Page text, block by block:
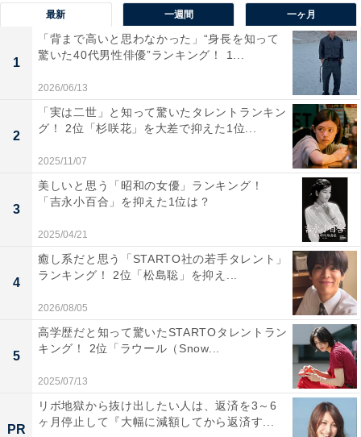
1位：市船橋
1位は「船橋市立船橋高等学校」でした。
船橋市にある公立高校です。1988年、春のセンバツにて
甲子園初出場。
全国大会での最高成績を見てみると、1993年夏の選手権
でベスト4まで進出したことが挙げられます。直近でも
2022年夏の選手権に出場し、2回戦まで勝ち上がりまし
た。
アンケート回答者からのコメントでは、以下のように
「スポーツ系の部活動が強いイメージがあり、野球部に
対してもそう感じる」などとのコメントが寄せられてい
ます。
「スポーツの強い高校だから」（新潟県／50代男性）、
「スポーツ全般が強い高校で、野球も強豪だと思いま
最新 一週間 一ヶ月
1
「背まで高いと思わなかった」“身長を知って
驚いた40代男性俳優”ランキング！ 1...
2026/06/13
2
「実は二世」と知って驚いたタレントランキン
グ！ 2位「杉咲花」を大差で抑えた1位...
2025/11/07
3
美しいと思う「昭和の女優」ランキング！
「吉永小百合」を抑えた1位は？
2025/04/21
4
癒し系だと思う「STARTO社の若手タレント」
ランキング！ 2位「松島聡」を抑え...
2026/08/05
5
高学歴だと知って驚いたSTARTOタレントラン
キング！ 2位「ラウール（Snow...
2025/07/13
PR
リボ地獄から抜け出したい人は、返済を3～6
ヶ月停止して『大幅に減額してから返済す...